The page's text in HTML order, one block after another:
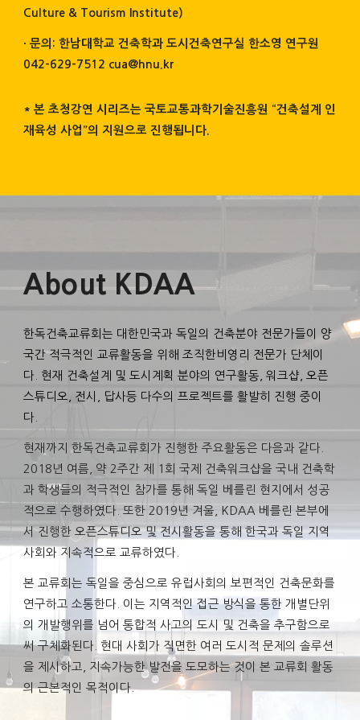
Culture & Tourism Institute)
· 문의: 한남대학교 건축학과 도시건축연구실 한소영 연구원
042-629-7512 cua@hnu.kr
* 본 초청강연 시리즈는 국토교통과학기술진흥원 “건축설계 인
재육성 사업”의 지원으로 진행됩니다.
About KDAA
한독건축교류회는 대한민국과 독일의 건축분야 전문가들이 양
국간 적극적인 교류활동을 위해 조직한비영리 전문가 단체이
다. 현재 건축설계 및 도시계획 분야의 연구활동, 워크샵, 오픈
스튜디오, 전시, 답사등 다수의 프로젝트를 활발히 진행 중이
다.
현재까지 한독건축교류회가 진행한 주요활동은 다음과 같다.
2018년 여름, 약 2주간 제 1회 국제 건축워크샵을 국내 건축학
과 학생들의 적극적인 참가를 통해 독일 베를린 현지에서 성공
적으로 수행하였다. 또한 2019년 겨울, KDAA 베를린 본부에
서 진행한 오픈스튜디오 및 전시활동을 통해 한국과 독일 지역
사회와 지속적으로 교류하였다.
본 교류회는 독일을 중심으로 유럽사회의 보편적인 건축문화를
연구하고 소통한다. 이는 지역적인 접근 방식을 통한 개별단위
의 개발행위를 넘어 통합적 사고의 도시 및 건축을 추구함으로
써 구체화된다. 현대 사회가 직면한 여러 도시적 문제의 솔루션
을 제시하고, 지속가능한 발전을 도모하는 것이 본 교류회 활동
의 근본적인 목적이다.